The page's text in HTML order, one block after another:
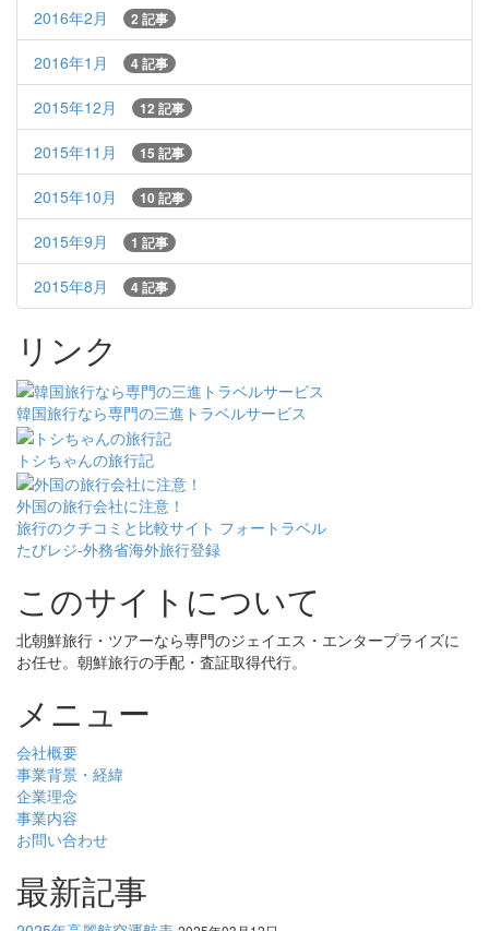
2016年2月 2 記事
2016年1月 4 記事
2015年12月 12 記事
2015年11月 15 記事
2015年10月 10 記事
2015年9月 1 記事
2015年8月 4 記事
リンク
韓国旅行なら専門の三進トラベルサービス
トシちゃんの旅行記
外国の旅行会社に注意！
旅行のクチコミと比較サイト フォートラベル
たびレジ-外務省海外旅行登録
このサイトについて
北朝鮮旅行・ツアーなら専門のジェイエス・エンタープライズに
お任せ。朝鮮旅行の手配・査証取得代行。
メニュー
会社概要
事業背景・経緯
企業理念
事業内容
お問い合わせ
最新記事